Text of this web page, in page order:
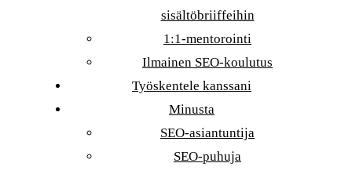
sisältöbriiffeihin
1:1-mentorointi
Ilmainen SEO-koulutus
Työskentele kanssani
Minusta
SEO-asiantuntija
SEO-puhuja